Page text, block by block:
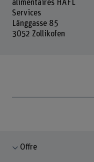
alimentaires HAFL
Services
Länggasse 85
3052 Zollikofen
Offre